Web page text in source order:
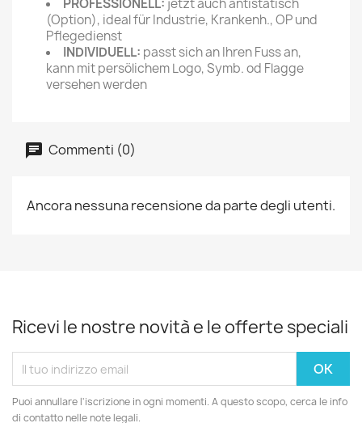
PROFESSIONELL: jetzt auch antistatisch
(Option), ideal für Industrie, Krankenh., OP und
Pflegedienst
INDIVIDUELL: passt sich an Ihren Fuss an,
kann mit persölichem Logo, Symb. od Flagge
versehen werden
Commenti (0)
Ancora nessuna recensione da parte degli utenti.
Ricevi le nostre novità e le offerte speciali
Puoi annullare l'iscrizione in ogni momenti. A questo scopo, cerca le info
di contatto nelle note legali.